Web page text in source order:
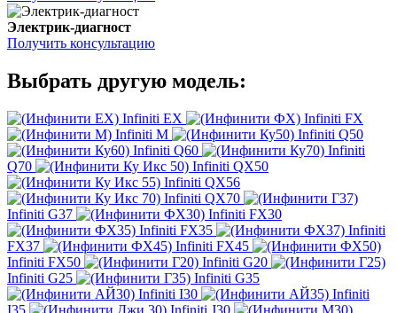
Электрик-диагност
Получить консультацию
Выбрать другую модель:
Infiniti EX
Infiniti FX
Infiniti M
Infiniti Q50
Infiniti Q60
Infiniti
Q70
Infiniti QX50
Infiniti QX56
Infiniti QX70
Infiniti G37
Infiniti FX30
Infiniti FX35
Infiniti
FX37
Infiniti FX45
Infiniti FX50
Infiniti G20
Infiniti G25
Infiniti G35
Infiniti I30
Infiniti